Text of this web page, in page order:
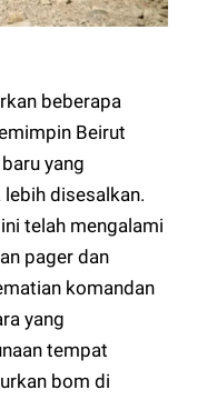
beberapa
Beirut
yang
disesalkan.
telah mengalami
pager dan
komandan
yang
tempat
bom di